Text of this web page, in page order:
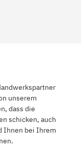
unserem
dass die
schicken, auch
Ihnen bei Ihrem